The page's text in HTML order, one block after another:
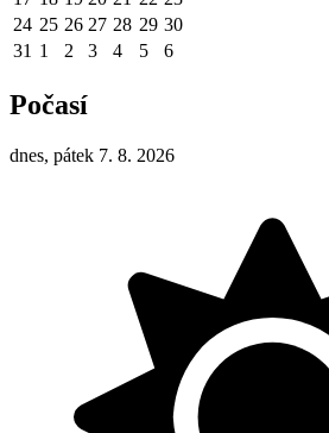
24 25 26 27 28 29 30
31 1 2 3 4 5 6
Počasí
dnes, pátek 7. 8. 2026